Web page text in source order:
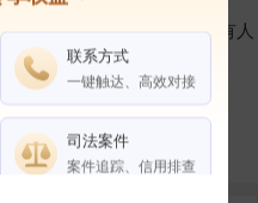
作为受益所有人
1
合作伙伴
联系方式
一键触达、高效对接
司法案件
案件追踪、信用排查